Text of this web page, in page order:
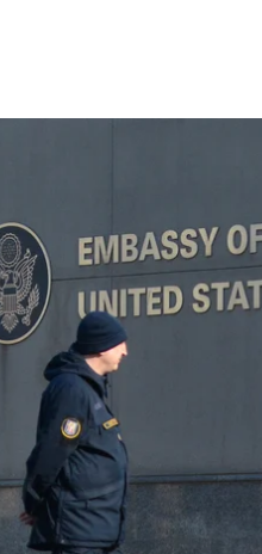
що продовжує роботу
Каї Каллас про те,
в соцмережах.
змін у нашій роботі
регулярно
громадянам США